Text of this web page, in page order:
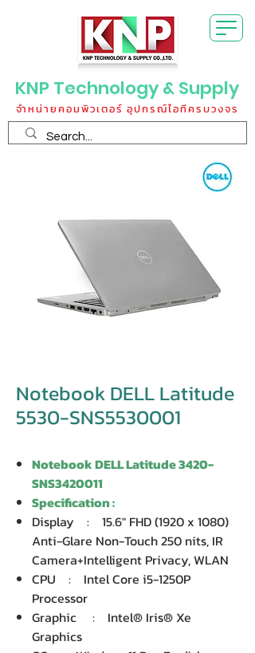
KNP Technology & Supply
จำหน่ายคอมพิวเตอร์ อุปกรณ์ไอทีครบวงจร
Notebook DELL Latitude
5530-SNS5530001
Notebook DELL Latitude 3420-
SNS3420011
Specification :
Display : 15.6" FHD (1920 x 1080)
Anti-Glare Non-Touch 250 nits, IR
Camera+Intelligent Privacy, WLAN
CPU : Intel Core i5-1250P
Processor
Graphic : Intel® Iris® Xe
Graphics